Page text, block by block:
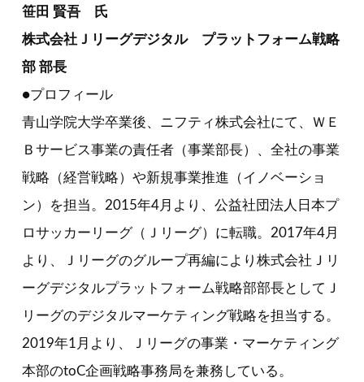
笹田 賢吾 氏
株式会社Ｊリーグデジタル プラットフォーム戦略
部 部長
●プロフィール
青山学院大学卒業後、ニフティ株式会社にて、ＷＥ
Ｂサービス事業の責任者（事業部長）、全社の事業
戦略（経営戦略）や新規事業推進（イノベーショ
ン）を担当。2015年4月より、公益社団法人日本プ
ロサッカーリーグ（Ｊリーグ）に転職。2017年4月
より、Ｊリーグのグループ再編により株式会社Ｊリ
ーグデジタルプラットフォーム戦略部部長としてＪ
リーグのデジタルマーケティング戦略を担当する。
2019年1月より、Ｊリーグの事業・マーケティング
本部のtoC企画戦略事務局を兼務している。